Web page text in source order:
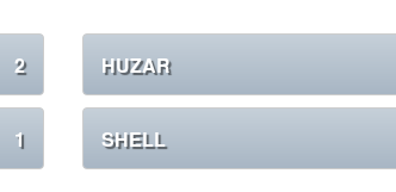
2 HUZAR
1 SHELL